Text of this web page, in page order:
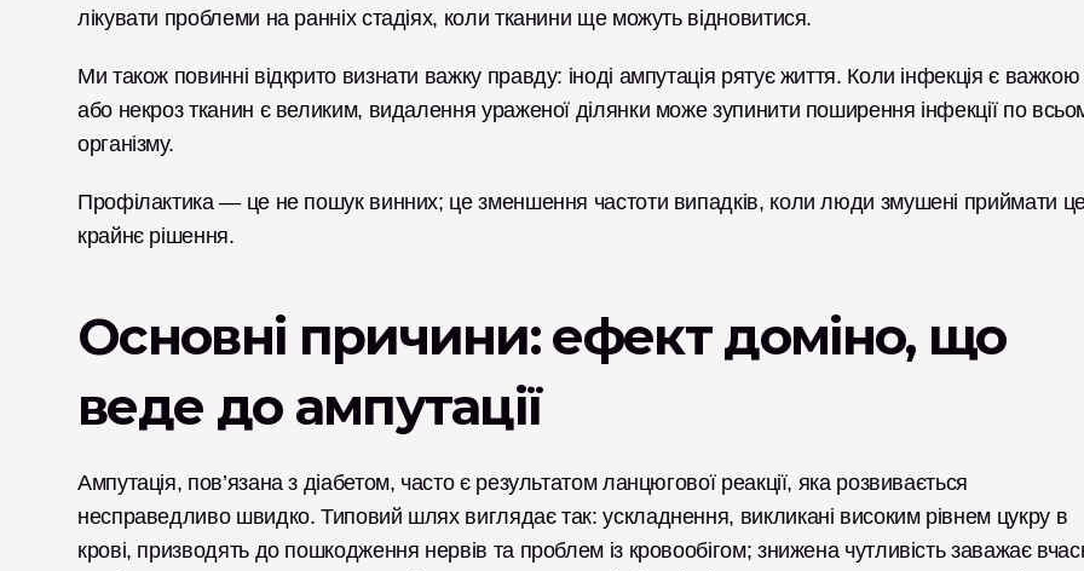
лікувати проблеми на ранніх стадіях, коли тканини ще можуть відновитися.
Ми також повинні відкрито визнати важку правду: іноді ампутація рятує життя. Коли інфекція є важкою
або некроз тканин є великим, видалення ураженої ділянки може зупинити поширення інфекції по
організму.
Профілактика — це не пошук винних; це зменшення частоти випадків, коли люди змушені приймати
крайнє рішення.
Основні причини: ефект доміно, що
веде до ампутації
Ампутація, пов’язана з діабетом, часто є результатом ланцюгової реакції, яка розвивається
несправедливо швидко. Типовий шлях виглядає так: ускладнення, викликані високим рівнем цукру в
крові, призводять до пошкодження нервів та проблем із кровообігом; знижена чутливість заважає